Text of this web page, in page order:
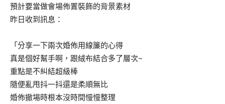
預計要當做會場佈置裝飾的背景素材
昨日收到訊息：
「分享一下兩次婚佈用線簾的心得
真是個好幫手啊，跟絨布結合多了層次~
重點是不糾結超級棒
隨便亂甩抖一抖還是柔順無比
婚佈撤場時根本沒時間慢慢整理